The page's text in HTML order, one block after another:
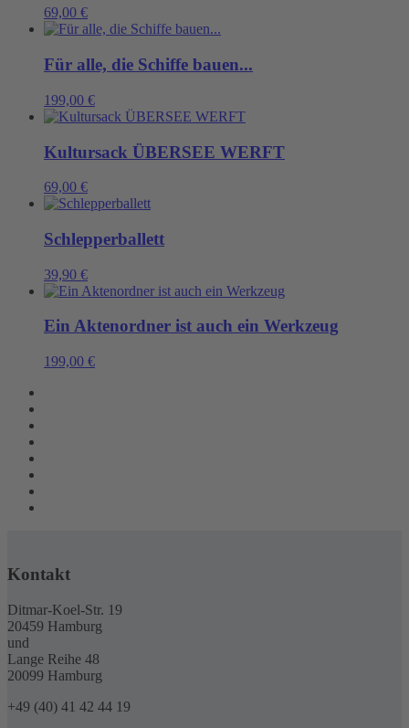
69,00 €
Für alle, die Schiffe bauen...
199,00 €
Kultursack ÜBERSEE WERFT
69,00 €
Schlepperballett
39,90 €
Ein Aktenordner ist auch ein Werkzeug
199,00 €
Kontakt
Ditmar-Koel-Str. 19
20459 Hamburg
und
Lange Reihe 48
20099 Hamburg
+49 (40) 41 42 44 19